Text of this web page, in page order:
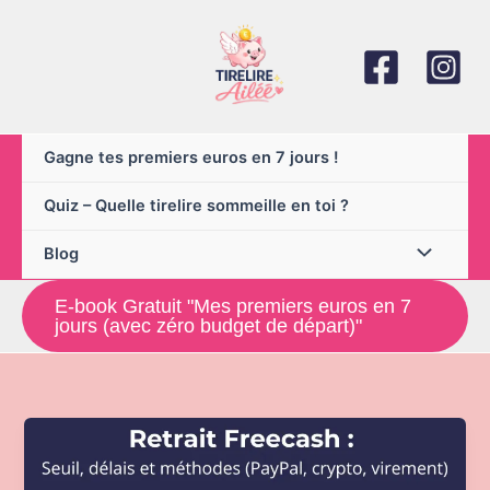
Gagne tes premiers euros en 7 jours !
Quiz – Quelle tirelire sommeille en toi ?
Blog
E-book Gratuit "Mes premiers euros en 7
jours (avec zéro budget de départ)"